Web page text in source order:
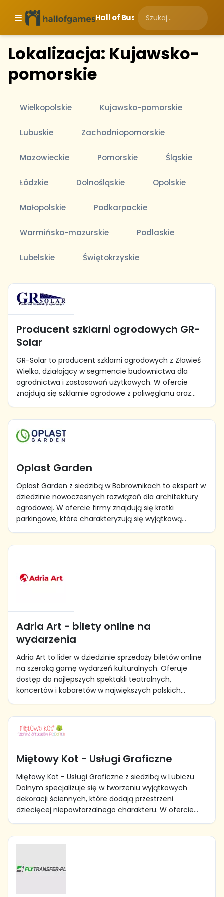
Hall of Business
Lokalizacja: Kujawsko-
pomorskie
Wielkopolskie Kujawsko-pomorskie
Lubuskie Zachodniopomorskie
Mazowieckie Pomorskie Śląskie
Łódzkie Dolnośląskie Opolskie
Małopolskie Podkarpackie
Warmińsko-mazurskie Podlaskie
Lubelskie Świętokrzyskie
Producent szklarni ogrodowych GR-
Solar
GR-Solar to producent szklarni ogrodowych z Zławieś
Wielka, działający w segmencie budownictwa dla
ogrodnictwa i zastosowań użytkowych. W ofercie
znajdują się szklarnie ogrodowe z poliwęglanu oraz...
Oplast Garden
Oplast Garden z siedzibą w Bobrownikach to ekspert w
dziedzinie nowoczesnych rozwiązań dla architektury
ogrodowej. W ofercie firmy znajdują się kratki
parkingowe, które charakteryzują się wyjątkową...
Adria Art - bilety online na
wydarzenia
Adria Art to lider w dziedzinie sprzedaży biletów online
na szeroką gamę wydarzeń kulturalnych. Oferuje
dostęp do najlepszych spektakli teatralnych,
koncertów i kabaretów w największych polskich...
Miętowy Kot - Usługi Graficzne
Miętowy Kot - Usługi Graficzne z siedzibą w Lubiczu
Dolnym specjalizuje się w tworzeniu wyjątkowych
dekoracji ściennych, które dodają przestrzeni
dziecięcej niepowtarzalnego charakteru. W ofercie...